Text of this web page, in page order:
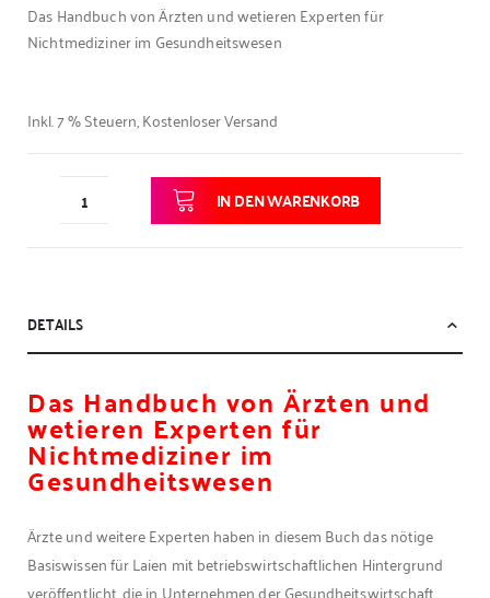
Das Handbuch von Ärzten und wetieren Experten für
Nichtmediziner im Gesundheitswesen
Inkl. 7 % Steuern,Kostenloser Versand
IN DEN WARENKORB
DETAILS
Das Handbuch von Ärzten und
wetieren Experten für
Nichtmediziner im
Gesundheitswesen
Ärzte und weitere Experten haben in diesem Buch das nötige
Basiswissen für Laien mit betriebswirtschaftlichen Hintergrund
veröffentlicht, die in Unternehmen der Gesundheitswirtschaft